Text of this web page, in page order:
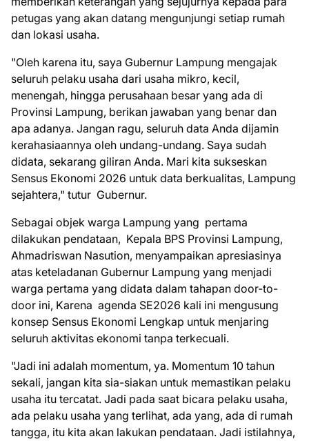
petugas yang akan datang mengunjungi setiap rumah
dan lokasi usaha.
"Oleh karena itu, saya Gubernur Lampung mengajak
seluruh pelaku usaha dari usaha mikro, kecil,
menengah, hingga perusahaan besar yang ada di
Provinsi Lampung, berikan jawaban yang benar dan
apa adanya. Jangan ragu, seluruh data Anda dijamin
kerahasiaannya oleh undang-undang. Saya sudah
didata, sekarang giliran Anda. Mari kita sukseskan
Sensus Ekonomi 2026 untuk data berkualitas, Lampung
sejahtera," tutur Gubernur.
Sebagai objek warga Lampung yang pertama
dilakukan pendataan, Kepala BPS Provinsi Lampung,
Ahmadriswan Nasution, menyampaikan apresiasinya
atas keteladanan Gubernur Lampung yang menjadi
warga pertama yang didata dalam tahapan door-to-
door ini, Karena agenda SE2026 kali ini mengusung
konsep Sensus Ekonomi Lengkap untuk menjaring
seluruh aktivitas ekonomi tanpa terkecuali.
"Jadi ini adalah momentum, ya. Momentum 10 tahun
sekali, jangan kita sia-siakan untuk memastikan pelaku
usaha itu tercatat. Jadi pada saat bicara pelaku usaha,
ada pelaku usaha yang terlihat, ada yang, ada di rumah
tangga, itu kita akan lakukan pendataan. Jadi istilahnya,